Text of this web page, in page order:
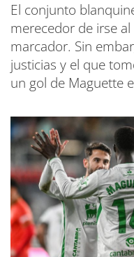
El conjunto
merecedor de irse
marcador. Sin
justicias y el que
un gol de Maguette